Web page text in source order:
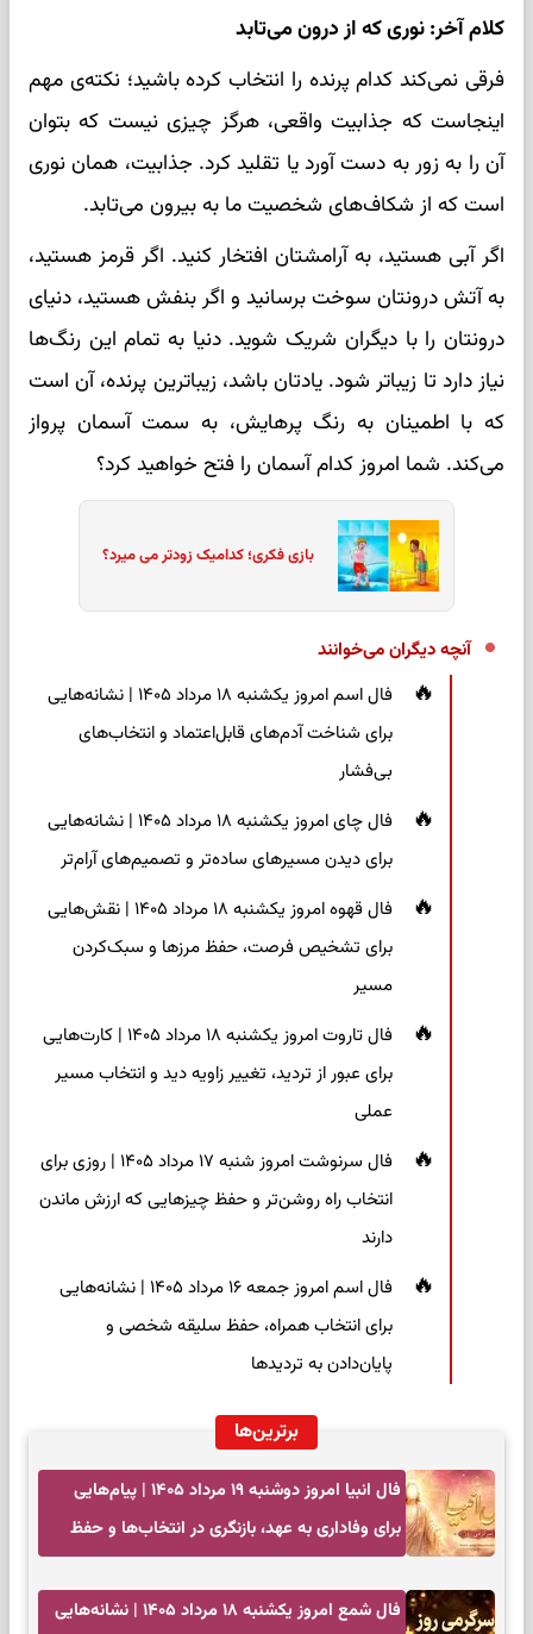
کلام آخر: نوری که از درون می‌تابد
فرقی نمی‌کند کدام پرنده را انتخاب کرده باشید؛ نکته‌ی مهم
اینجاست که جذابیت واقعی، هرگز چیزی نیست که بتوان
آن را به زور به دست آورد یا تقلید کرد. جذابیت، همان نوری
است که از شکاف‌های شخصیت ما به بیرون می‌تابد.
اگر آبی هستید، به آرامشتان افتخار کنید. اگر قرمز هستید،
به آتش درونتان سوخت برسانید و اگر بنفش هستید، دنیای
درونتان را با دیگران شریک شوید. دنیا به تمام این رنگ‌ها
نیاز دارد تا زیباتر شود. یادتان باشد، زیباترین پرنده، آن است
که با اطمینان به رنگ پرهایش، به سمت آسمان پرواز
می‌کند. شما امروز کدام آسمان را فتح خواهید کرد؟
بازی فکری؛ کدامیک زودتر می میرد؟
آنچه دیگران می‌خوانند
فال اسم امروز یکشنبه ۱۸ مرداد ۱۴۰۵ | نشانه‌هایی
برای شناخت آدم‌های قابل‌اعتماد و انتخاب‌های
بی‌فشار
فال چای امروز یکشنبه ۱۸ مرداد ۱۴۰۵ | نشانه‌هایی
برای دیدن مسیرهای ساده‌تر و تصمیم‌های آرام‌تر
فال قهوه امروز یکشنبه ۱۸ مرداد ۱۴۰۵ | نقش‌هایی
برای تشخیص فرصت، حفظ مرزها و سبک‌کردن
مسیر
فال تاروت امروز یکشنبه ۱۸ مرداد ۱۴۰۵ | کارت‌هایی
برای عبور از تردید، تغییر زاویه دید و انتخاب مسیر
عملی
فال سرنوشت امروز شنبه ۱۷ مرداد ۱۴۰۵ | روزی برای
انتخاب راه روشن‌تر و حفظ چیزهایی که ارزش ماندن
دارند
فال اسم امروز جمعه ۱۶ مرداد ۱۴۰۵ | نشانه‌هایی
برای انتخاب همراه، حفظ سلیقه شخصی و
پایان‌دادن به تردیدها
برترین‌ها
فال انبیا امروز دوشنبه ۱۹ مرداد ۱۴۰۵ | پیام‌هایی
برای وفاداری به عهد، بازنگری در انتخاب‌ها و حفظ
فال شمع امروز یکشنبه ۱۸ مرداد ۱۴۰۵ | نشانه‌هایی